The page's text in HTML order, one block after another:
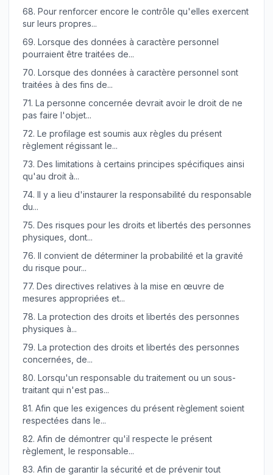
68. Pour renforcer encore le contrôle qu'elles exercent
sur leurs propres...
69. Lorsque des données à caractère personnel
pourraient être traitées de...
70. Lorsque des données à caractère personnel sont
traitées à des fins de...
71. La personne concernée devrait avoir le droit de ne
pas faire l'objet...
72. Le profilage est soumis aux règles du présent
règlement régissant le...
73. Des limitations à certains principes spécifiques ainsi
qu'au droit à...
74. Il y a lieu d'instaurer la responsabilité du responsable
du...
75. Des risques pour les droits et libertés des personnes
physiques, dont...
76. Il convient de déterminer la probabilité et la gravité
du risque pour...
77. Des directives relatives à la mise en œuvre de
mesures appropriées et...
78. La protection des droits et libertés des personnes
physiques à...
79. La protection des droits et libertés des personnes
concernées, de...
80. Lorsqu'un responsable du traitement ou un sous-
traitant qui n'est pas...
81. Afin que les exigences du présent règlement soient
respectées dans le...
82. Afin de démontrer qu'il respecte le présent
règlement, le responsable...
83. Afin de garantir la sécurité et de prévenir tout